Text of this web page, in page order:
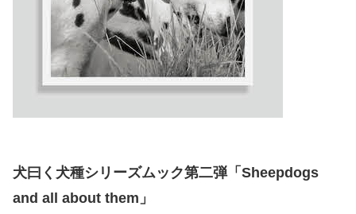
犬曰く犬種シリーズムック第二弾「Sheepdogs
and all about them」